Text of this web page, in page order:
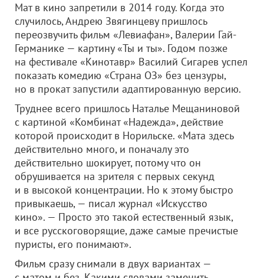
Мат в кино запретили в 2014 году. Когда это
случилось, Андрею Звягинцеву пришлось
переозвучить фильм «Левиафан», Валерии Гай-
Германике — картину «Ты и ты». Годом позже
на фестивале «Кинотавр» Василий Сигарев успел
показать комедию «Страна ОЗ» без цензуры,
но в прокат запустили адаптированную версию.
Труднее всего пришлось Наталье Мещаниновой
с картиной «Комбинат «Надежда», действие
которой происходит в Норильске. «Мата здесь
действительно много, и поначалу это
действительно шокирует, потому что он
обрушивается на зрителя с первых секунд
и в высокой концентрации. Но к этому быстро
привыкаешь, — писал журнал «Искусство
кино». — Просто это такой естественный язык,
и все русскоговорящие, даже самые пречистые
пуристы, его понимают».
Фильм сразу снимали в двух вариантах —